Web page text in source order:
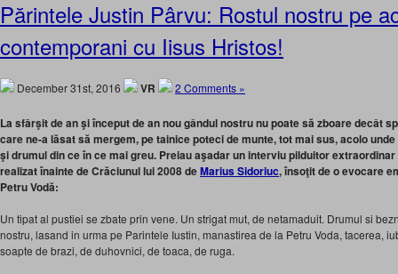
Părintele Justin Pârvu: Rostul nostru pe
contemporani cu Iisus Hristos!
December 31st, 2016 VR 2 Comments »
La sfârşit de an şi început de an nou gândul nostru nu poate să zboare decât
care ne-a lăsat să mergem, pe tainice poteci de munte, tot mai sus, acolo
şi drumul din ce în ce mai greu. Preiau aşadar un interviu pilduitor
realizat înainte de Crăciunul lui 2008 deMarius Sidoriuc, însoţit de o evocare
Petru Vodă:
Un tipat al pustiei se zbate prin vene. Un strigat mut, de netamaduit. Drumul si
nostru, lasand in urma pe Parintele Iustin, manastirea de la Petru Voda, tacerea,
soapte de brazi, de duhovnici, de toaca, de ruga.